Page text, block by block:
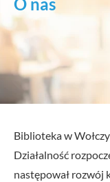
Biblioteka w
Działalność
następował rozwój